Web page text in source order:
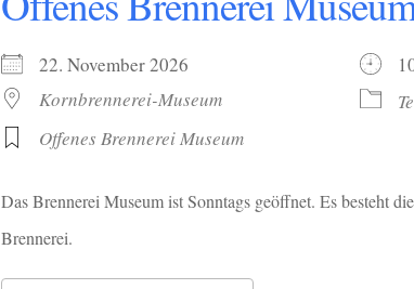
22. November 2026
Kornbrennerei-Museum
Offenes Brennerei Museum
Das Brennerei Museum ist Sonntags geöffnet. Es besteht
Brennerei.